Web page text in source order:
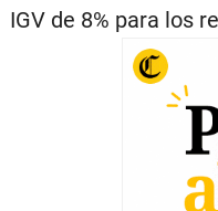
IGV de 8% para los